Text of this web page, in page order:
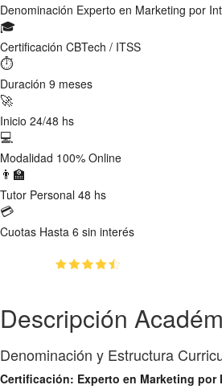
Denominación Experto en Marketing por
🎓
Certificación CBTech / ITSS
⏱
Duración 9 meses
🚀
Inicio 24/48 hs
💻
Modalidad 100% Online
👨‍🏫
Tutor Personal 48 hs
💳
Cuotas Hasta 6 sin interés
Descripción
Denominación y Estructura
Certificación: Experto en Marketing por